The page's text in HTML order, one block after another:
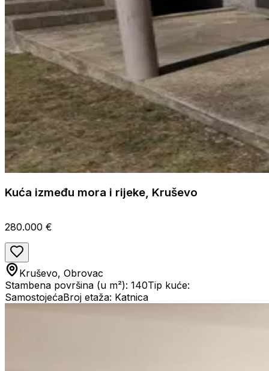
Kuća između mora i rijeke, Kruševo
280.000 €
Kruševo, Obrovac
Stambena površina (u m²): 140Tip kuće:
SamostojećaBroj etaža: Katnica